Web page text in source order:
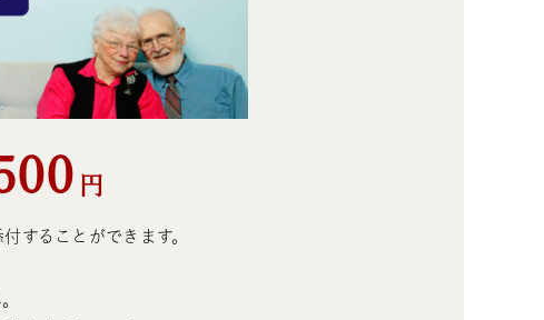
円
することができます。